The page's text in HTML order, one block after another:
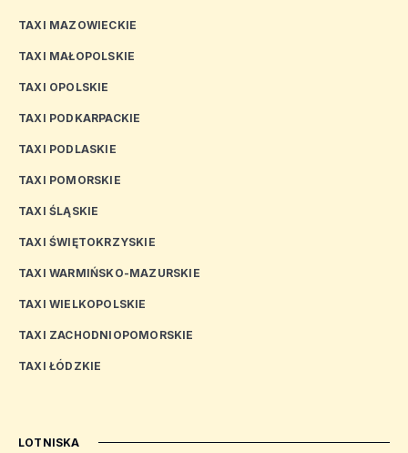
TAXI MAZOWIECKIE
TAXI MAŁOPOLSKIE
TAXI OPOLSKIE
TAXI PODKARPACKIE
TAXI PODLASKIE
TAXI POMORSKIE
TAXI ŚLĄSKIE
TAXI ŚWIĘTOKRZYSKIE
TAXI WARMIŃSKO-MAZURSKIE
TAXI WIELKOPOLSKIE
TAXI ZACHODNIOPOMORSKIE
TAXI ŁÓDZKIE
LOTNISKA